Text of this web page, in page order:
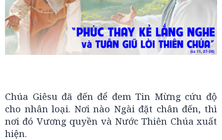
Chúa Giêsu đã đến để đem Tin Mừng cứu độ
cho nhân loại. Nơi nào Ngài đặt chân đến, thì
nơi đó Vương quyền và Nước Thiên Chúa xuất
hiện.